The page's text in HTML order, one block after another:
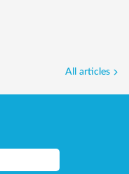
All articles